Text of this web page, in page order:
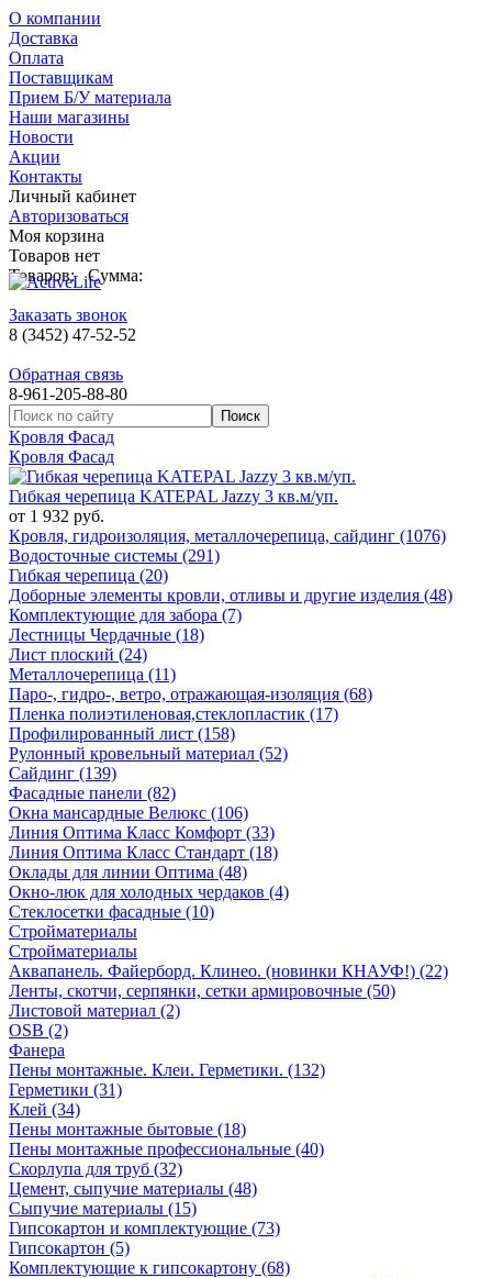
О компании
Доставка
Оплата
Поставщикам
Прием Б/У материала
Наши магазины
Новости
Акции
Контакты
Личный кабинет
Авторизоваться
Моя корзина
Товаров нет
Товаров: Сумма:
Заказать звонок
8 (3452) 47-52-52
Обратная связь
8-961-205-88-80
Кровля Фасад
Кровля Фасад
Гибкая черепица KATEPAL Jazzy 3 кв.м/уп.
от 1 932 руб.
Кровля, гидроизоляция, металлочерепица, сайдинг (1076)
Водосточные системы (291)
Гибкая черепица (20)
Доборные элементы кровли, отливы и другие изделия (48)
Комплектующие для забора (7)
Лестницы Чердачные (18)
Лист плоский (24)
Металлочерепица (11)
Паро-, гидро-, ветро, отражающая-изоляция (68)
Пленка полиэтиленовая,стеклопластик (17)
Профилированный лист (158)
Рулонный кровельный материал (52)
Сайдинг (139)
Фасадные панели (82)
Окна мансардные Велюкс (106)
Линия Оптима Класс Комфорт (33)
Линия Оптима Класс Стандарт (18)
Оклады для линии Оптима (48)
Окно-люк для холодных чердаков (4)
Стеклосетки фасадные (10)
Стройматериалы
Стройматериалы
Аквапанель. Файерборд. Клинео. (новинки КНАУФ!) (22)
Ленты, скотчи, серпянки, сетки армировочные (50)
Листовой материал (2)
OSB (2)
Фанера
Пены монтажные. Клеи. Герметики. (132)
Герметики (31)
Клей (34)
Пены монтажные бытовые (18)
Пены монтажные профессиональные (40)
Скорлупа для труб (32)
Цемент, сыпучие материалы (48)
Сыпучие материалы (15)
Гипсокартон и комплектующие (73)
Гипсокартон (5)
Комплектующие к гипсокартону (68)